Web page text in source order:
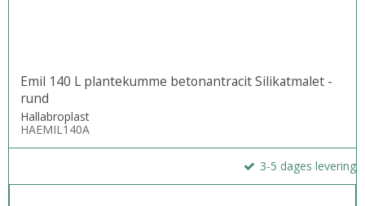
Emil 140 L plantekumme betonantracit Silikatmalet -
rund
Hallabroplast
HAEMIL140A
3-5 dages levering